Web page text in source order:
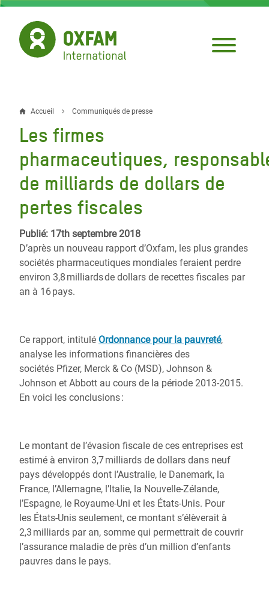
Aller
contenu
principal
Fil
d'Ariane
Accueil Communiqués de presse
Les firmes
pharmaceutiques,
de milliards de dollars de
pertes fiscales
Publié: 17th septembre 2018
D’après un nouveau rapport d’Oxfam, les plus grandes
sociétés pharmaceutiques mondiales feraient perdre
environ 3,8 milliards de dollars de recettes fiscales par
an à 16 pays.
Ce rapport, intitulé Ordonnance pour la pauvreté,
analyse les informations financières des
sociétés Pfizer, Merck & Co (MSD), Johnson &
Johnson et Abbott au cours de la période 2013-2015.
En voici les conclusions :
Le montant de l’évasion fiscale de ces entreprises est
estimé à environ 3,7 milliards de dollars dans neuf
pays développés dont l’Australie, le Danemark, la
France, l’Allemagne, l’Italie, la Nouvelle-Zélande,
l’Espagne, le Royaume-Uni et les États-Unis. Pour
les États-Unis seulement, ce montant s’élèverait à
2,3 milliards par an, somme qui permettrait de couvrir
l’assurance maladie de près d’un million d’enfants
pauvres dans le pays.